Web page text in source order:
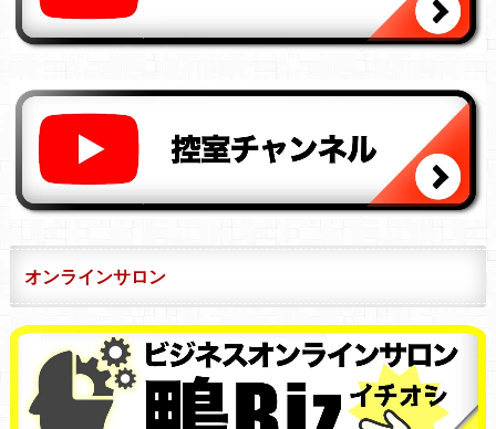
オンラインサロン